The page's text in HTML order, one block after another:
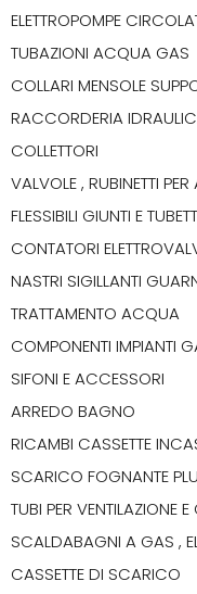
ELETTROPOMPE
TUBAZIONI ACQUA GAS
COLLARI MENSOLE
RACCORDERIA
COLLETTORI
VALVOLE , RUBINETTI
FLESSIBILI GIUNTI E
CONTATORI
NASTRI SIGILLANTI
TRATTAMENTO ACQUA
COMPONENTI IMPIANTI
SIFONI E ACCESSORI
ARREDO BAGNO
RICAMBI CASSETTE
SCARICO FOGNANTE
TUBI PER VENTILAZIONE E
SCALDABAGNI A GAS ,
CASSETTE DI SCARICO